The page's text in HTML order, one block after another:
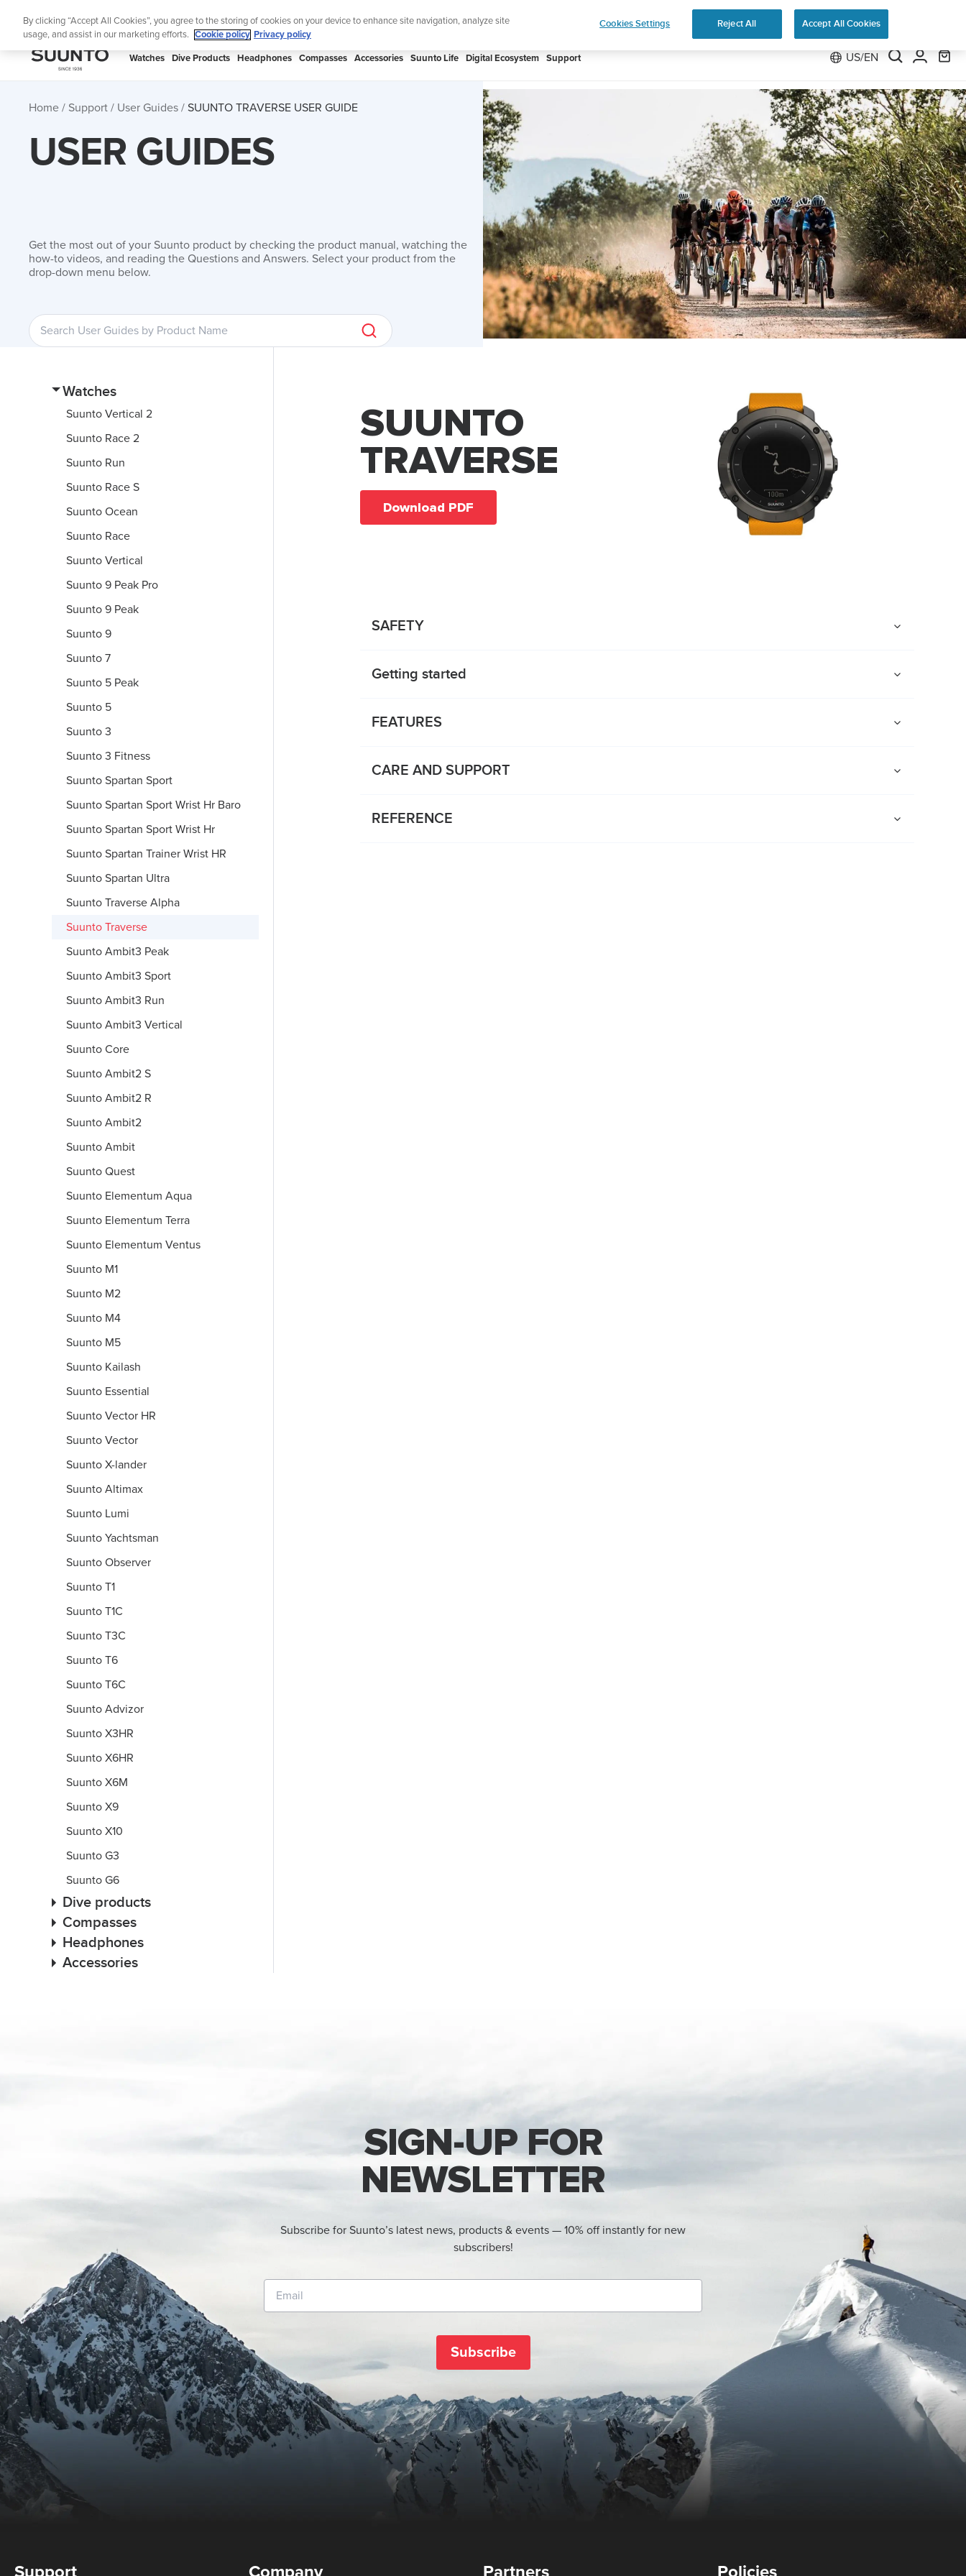
Celebrating 90 Years of Suunto Adventure | Explore
SUUNTO
Watches Dive Products Headphones Compasses Accessories Suunto Life Digital Ecosystem Support US/EN
Home Support User Guides SUUNTO TRAVERSE USER GUIDE
USER GUIDES
Get the most out of your Suunto product by checking the product manual, watching the
how-to videos, and reading the Questions and Answers. Select your product from the
drop-down menu below.
Watches
Suunto Vertical 2
Suunto Race 2
Suunto Run
Suunto Race S
Suunto Ocean
Suunto Race
Suunto Vertical
Suunto 9 Peak Pro
Suunto 9 Peak
Suunto 9
Suunto 7
Suunto 5 Peak
Suunto 5
Suunto 3
Suunto 3 Fitness
Suunto Spartan Sport
Suunto Spartan Sport Wrist Hr Baro
Suunto Spartan Sport Wrist Hr
Suunto Spartan Trainer Wrist HR
Suunto Spartan Ultra
Suunto Traverse Alpha
Suunto Traverse
Suunto Ambit3 Peak
Suunto Ambit3 Sport
Suunto Ambit3 Run
Suunto Ambit3 Vertical
Suunto Core
Suunto Ambit2 S
Suunto Ambit2 R
Suunto Ambit2
Suunto Ambit
Suunto Quest
Suunto Elementum Aqua
Suunto Elementum Terra
Suunto Elementum Ventus
Suunto M1
Suunto M2
Suunto M4
Suunto M5
Suunto Kailash
Suunto Essential
Suunto Vector HR
Suunto Vector
Suunto X-lander
Suunto Altimax
Suunto Lumi
Suunto Yachtsman
Suunto Observer
Suunto T1
Suunto T1C
Suunto T3C
Suunto T6
Suunto T6C
Suunto Advizor
Suunto X3HR
Suunto X6HR
Suunto X6M
Suunto X9
Suunto X10
Suunto G3
Suunto G6
Dive products
Compasses
Headphones
Accessories
SUUNTO
TRAVERSE
Download PDF
SAFETY
Getting started
FEATURES
CARE AND SUPPORT
REFERENCE
SIGN-UP FOR
NEWSLETTER
Subscribe for Suunto’s latest news, products & events — 10% off instantly for new
subscribers!
Subscribe
Support Company Partners Policies
By clicking “Accept All Cookies”, you agree to the storing of cookies on your device to enhance site navigation, analyze site
usage, and assist in our marketing efforts.
Cookie policy Privacy policy
Cookies Settings Reject All Accept All Cookies